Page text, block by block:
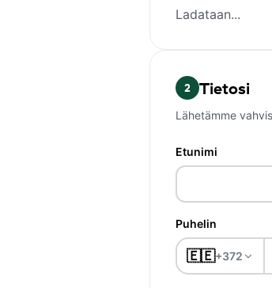
Ladataan...
2 Tietosi
Lähetämme
Etunimi
Puhelin
🇪🇪+372